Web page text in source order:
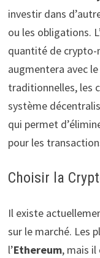
investir dans
ou les obligations.
quantité de crypto-
augmentera avec
traditionnelles, les
système
qui permet
pour les
Choisir la
Il existe
sur le marché. Les
l’Ethereum, mais il